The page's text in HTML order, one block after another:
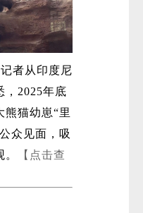
者从印度尼
，2025年底
熊猫幼崽“里
众见面，吸
【点击查